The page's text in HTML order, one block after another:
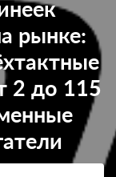
рынке:
2 до 115